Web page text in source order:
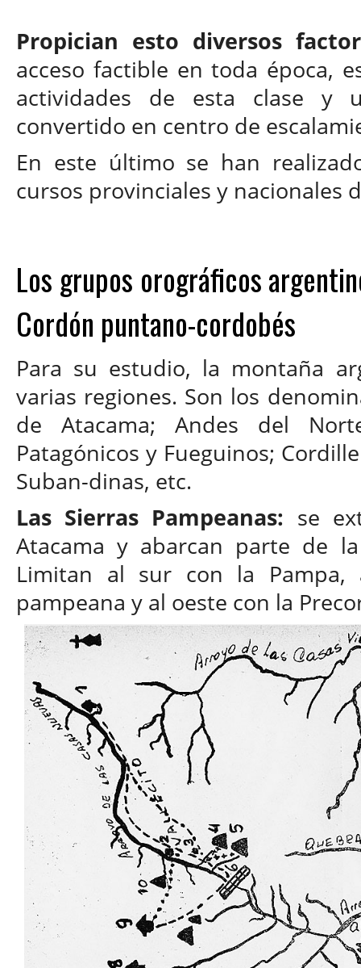
Propician esto diversos
acceso factible en toda época,
actividades de esta clase y
convertido en centro de
En este último se han
cursos provinciales y nacionales
Los grupos orográficos
Cordón puntano-cordobés
Para su estudio, la montaña
varias regiones. Son los
de Atacama; Andes del
Patagónicos y Fueguinos;
Suban-dinas, etc.
Las Sierras Pampeanas: se
Atacama y abarcan parte de
Limitan al sur con la Pampa,
pampeana y al oeste con la